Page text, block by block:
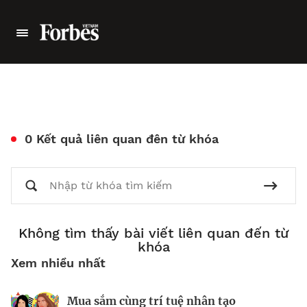
0 Kết quả liên quan đên từ khóa
Không tìm thấy bài viết liên quan đến từ
khóa
Xem nhiều nhất
Mua sắm cùng trí tuệ nhân tạo
Nhà sáng lập 25 tuổi và tham vọng lật
Kiểm soát bất ổn và bảo vệ sức khỏe